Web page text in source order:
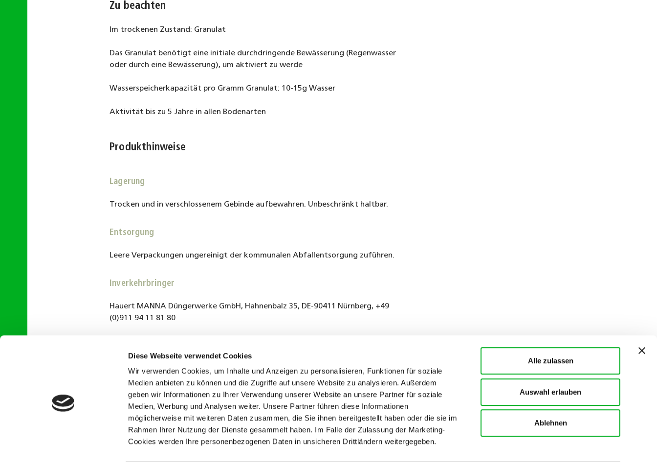
Diese Webseite verwendet Cookies
Wir verwenden Cookies, um Inhalte und Anzeigen zu personalisieren, Funktionen für soziale
Medien anbieten zu können und die Zugriffe auf unsere Website zu analysieren. Außerdem
geben wir Informationen zu Ihrer Verwendung unserer Website an unsere Partner für soziale
Medien, Werbung und Analysen weiter. Unsere Partner führen diese Informationen
möglicherweise mit weiteren Daten zusammen, die Sie ihnen bereitgestellt haben oder die sie im
Rahmen Ihrer Nutzung der Dienste gesammelt haben. Im Falle der Zulassung der Marketing-
Cookies werden Ihre personenbezogenen Daten in unsicheren Drittländern weitergegeben.
Alle zulassen
Auswahl erlauben
Ablehnen
Zu beachten
Im trockenen Zustand: Granulat
Das Granulat benötigt eine initiale durchdringende Bewässerung (Regenwasser
oder durch eine Bewässerung), um aktiviert zu werde
Wasserspeicherkapazität pro Gramm Granulat: 10-15g Wasser
Aktivität bis zu 5 Jahre in allen Bodenarten
Produkthinweise
Lagerung
Trocken und in verschlossenem Gebinde aufbewahren. Unbeschränkt haltbar.
Entsorgung
Leere Verpackungen ungereinigt der kommunalen Abfallentsorgung zuführen.
Inverkehrbringer
Hauert MANNA Düngerwerke GmbH, Hahnenbalz 35, DE-90411 Nürnberg, +49
(0)911 94 11 81 80
Datenblatt (PDF)
Newsletter AGB's Vertrag Datenschutz Erklärung zur Impressum © Hauert MANNA language Deutschland,Deutsch